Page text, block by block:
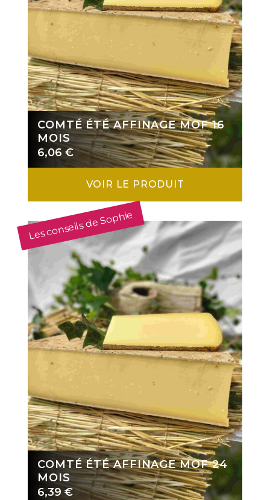
COMTÉ ÉTÉ AFFINAGE MOF 16
MOIS
6,06 €
VOIR LE PRODUIT
COMTÉ ÉTÉ AFFINAGE MOF 24
MOIS
6,39 €
Les conseils de Sophie